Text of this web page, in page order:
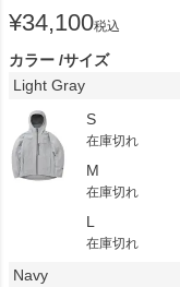
¥34,100税込
カラー サイズ
Light Gray
S
在庫切れ
M
在庫切れ
L
在庫切れ
Navy